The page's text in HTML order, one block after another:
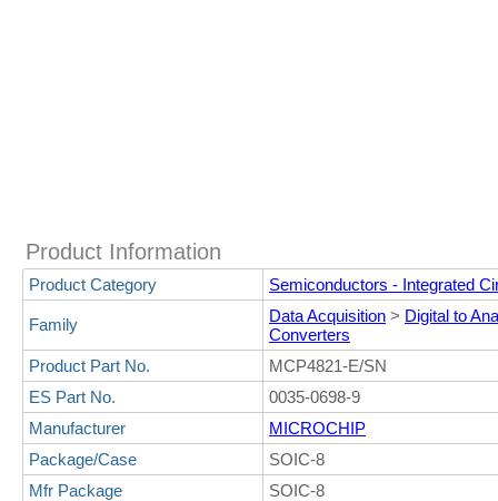
Product Information
Product Category Semiconductors - Integrated
Family Data Acquisition > Digital to
Converters
Product Part No.
MCP4821-E/SN
ES Part No.
0035-0698-9
Manufacturer
MICROCHIP
Package/Case
SOIC-8
Mfr Package
SOIC-8